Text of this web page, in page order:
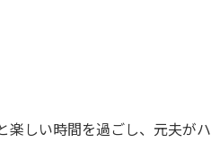
楽しい時間を過ごし、元夫がハ